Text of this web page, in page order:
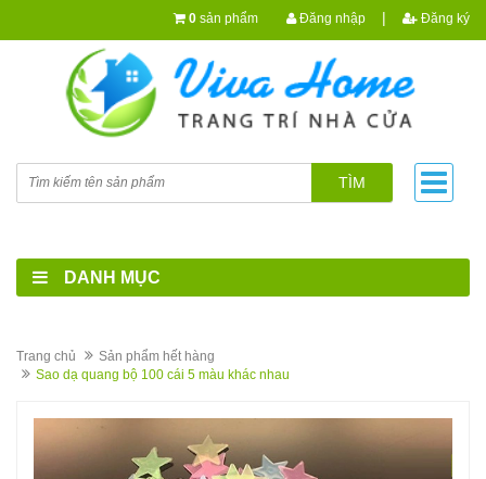
0 sản phẩm Đăng nhập | Đăng ký
TÌM
DANH MỤC
Trang chủ
Sản phẩm hết hàng
Sao dạ quang bộ 100 cái 5 màu khác nhau